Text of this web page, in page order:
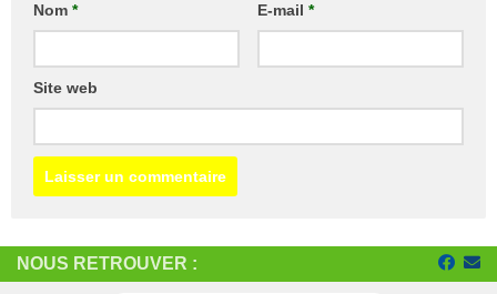
Nom * E-mail *
Site web
NOUS RETROUVER :